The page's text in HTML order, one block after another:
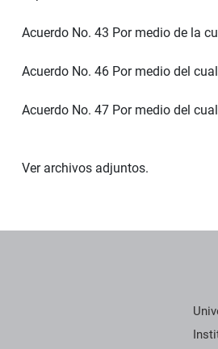
Acuerdo No. 43 Por medio de la
Acuerdo No. 46 Por medio del
Acuerdo No. 47 Por medio del
Ver archivos adjuntos.